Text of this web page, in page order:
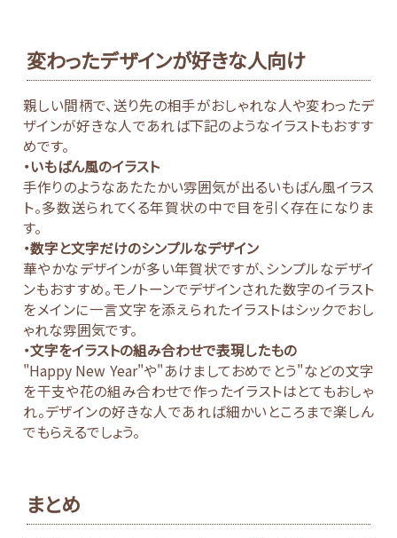
変わったデザインが好きな人向け
親しい間柄で、送り先の相手がおしゃれな人や変わったデ
ザインが好きな人であれば下記のようなイラストもおすす
めです。
・いもばん風のイラスト
手作りのようなあたたかい雰囲気が出るいもばん風イラス
ト。多数送られてくる年賀状の中で目を引く存在になりま
す。
・数字と文字だけのシンプルなデザイン
華やかなデザインが多い年賀状ですが、シンプルなデザイ
ンもおすすめ。モノトーンでデザインされた数字のイラスト
をメインに一言文字を添えられたイラストはシックでおし
ゃれな雰囲気です。
・文字をイラストの組み合わせで表現したもの
"Happy New Year"や"あけましておめでとう"などの文字
を干支や花の組み合わせで作ったイラストはとてもおしゃ
れ。デザインの好きな人であれば細かいところまで楽しん
でもらえるでしょう。
まとめ